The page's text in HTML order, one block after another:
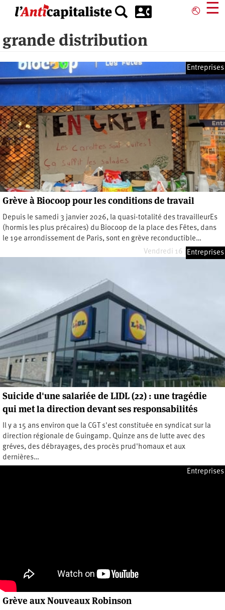
principal
⎋ ☰
grande distribution
Entreprises
Grève à Biocoop pour les conditions de travail
Depuis le samedi 3 janvier 2026, la quasi-totalité des travailleurEs
(hormis les plus précaires) du Biocoop de la place des Fêtes, dans
le 19e arrondissement de Paris, sont en grève reconductible…
Vendredi 16 janvier 2026
Entreprises
Suicide d'une salariée de LIDL (22) : une tragédie
qui met la direction devant ses responsabilités
Il y a 15 ans environ que la CGT s'est constituée en syndicat sur la
direction régionale de Guingamp. Quinze ans de lutte avec des
gréves, des débrayages, des procès prud'homaux et aux
dernières…
Lundi 13 septembre 2021
Entreprises
Grève aux Nouveaux Robinson